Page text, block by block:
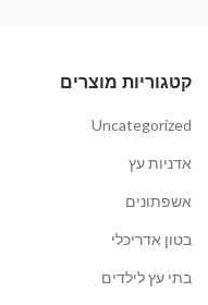
קטגוריות מוצרים
Uncategorized
אדניות עץ
אשפתונים
בטון אדריכלי
בתי עץ לילדים